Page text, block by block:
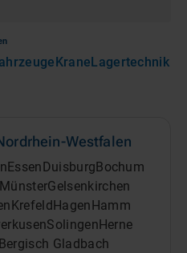
KraneLagertechnik
Westfalen
Essen Duisburg Bochum
MünsterGelsenkirchen
Krefeld Hagen Hamm
Solingen Herne
Bergisch Gladbach